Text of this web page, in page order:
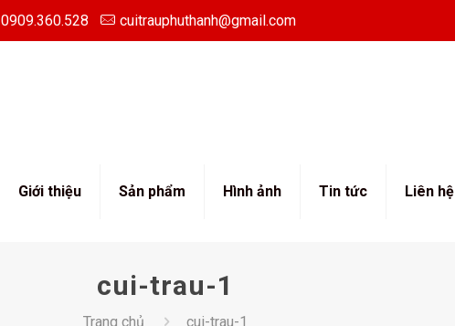
0909.360.528 cuitrauphuthanh@gmail.com
Giới thiệu Sản phẩm Hình ảnh Tin tức Liên hệ
cui-trau-1
Trang chủ cui-trau-1